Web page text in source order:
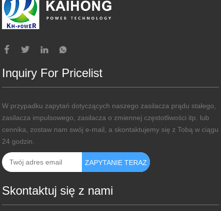
Inquiry For Pricelist
W przypadku zapytań dotyczących naszego zasilacza prądu stałego,
zasilacza impulsowego, zasilacza o zmiennej częstotliwości itp. lub
cennika, zostaw nam swój e-mail, a skontaktujemy się z Tobą w ciągu
24 godzin.
Skontaktuj się z nami